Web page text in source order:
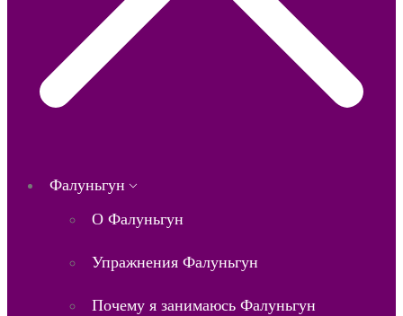
Фалуньгун
О Фалуньгун
Упражнения Фалуньгун
Почему я занимаюсь Фалуньгун